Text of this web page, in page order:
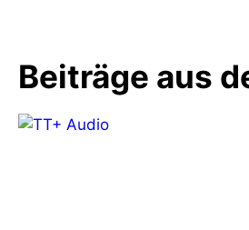
Beiträge aus